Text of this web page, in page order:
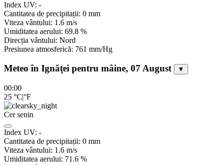
Index UV: -
Cantitatea de precipitații: 0 mm
Viteza vântului: 1.6 m/s
Umiditatea aerului: 69.8 %
Direcția vântului: Nord
Presiunea atmosferică: 761 mm/Hg
Meteo în Ignăţei pentru mâine, 07 August ▼
00:00
25 °C|°F
Cer senin
Index UV: -
Cantitatea de precipitații: 0 mm
Viteza vântului: 1.6 m/s
Umiditatea aerului: 71.6 %